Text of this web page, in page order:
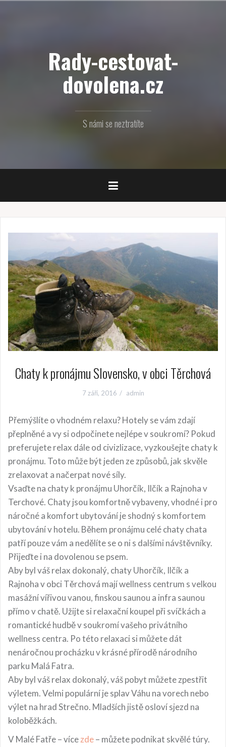
Rady-cestovat-
dovolena.cz
S námi se neztratíte
Chaty k pronájmu Slovensko, v obci Těrchová
7 září, 2016 admin
Přemýšlíte o vhodném relaxu? Hotely se vám zdají
přeplněné a vy si odpočinete nejlépe v soukromí? Pokud
preferujete relax dále od civizlizace, vyzkoušejte chaty k
pronájmu. Toto může být jeden ze způsobů, jak skvěle
zrelaxovat a načerpat nové síly.
Vsaďte na chaty k pronájmu Uhorčík, Ilčík a Rajnoha v
Terchové. Chaty jsou komfortně vybaveny, vhodné i pro
náročné a komfort ubytování je shodný s komfortem
ubytování v hotelu. Během pronájmu celé chaty chata
patří pouze vám a nedělíte se o ni s dalšími návštěvníky.
Přijeďte i na dovolenou se psem.
Aby byl váš relax dokonalý, chaty Uhorčík, Ilčík a
Rajnoha v obci Těrchová mají wellness centrum s velkou
masážní vířivou vanou, finskou saunou a infra saunou
přímo v chatě. Užijte si relaxační koupel při svíčkách a
romantické hudbě v soukromí vašeho privátního
wellness centra. Po této relaxaci si můžete dát
nenáročnou procházku v krásné přírodě národního
parku Malá Fatra.
Aby byl váš relax dokonalý, váš pobyt můžete zpestřit
výletem. Velmi populární je splav Váhu na vorech nebo
výlet na hrad Strečno. Mladších jistě osloví sjezd na
koloběžkách.
V Malé Fatře – vícezde– můžete podnikat skvělé túry.